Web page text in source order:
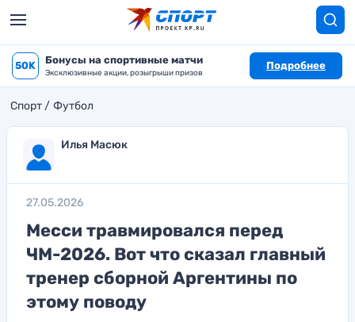
50K Бонусы на спортивные матчи
Эксклюзивные акции, розыгрыши призов
Подробнее
Спорт Футбол
Илья Масюк
27.05.2026
Месси травмировался перед
ЧМ-2026. Вот что сказал главный
тренер сборной Аргентины по
этому поводу